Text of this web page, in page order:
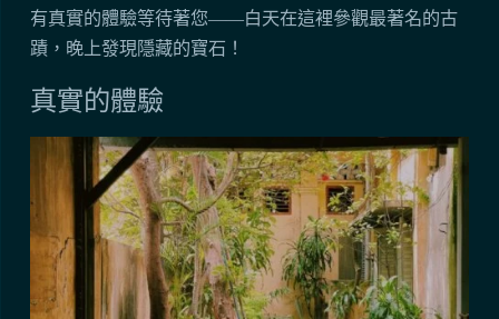
有真實的體驗等待著您——白天在這裡參觀最著名的古
蹟，晚上發現隱藏的寶石！
真實的體驗